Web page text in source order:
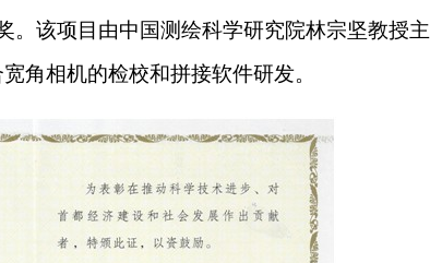
。该项目由中国测绘科学研究院林宗坚教授主
角相机的检校和拼接软件研发。